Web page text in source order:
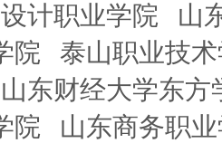
计职业学院
山
院
泰山职业技
山东财经大学东方
院
山东商务职